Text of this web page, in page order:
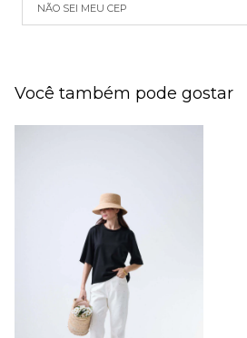
NÃO SEI MEU CEP
Você também pode gostar